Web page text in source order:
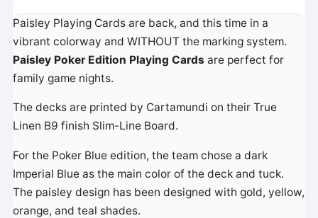
Paisley Playing Cards are back, and this time in a
vibrant colorway and WITHOUT the marking system.
Paisley Poker Edition Playing Cards are perfect for
family game nights.
The decks are printed by Cartamundi on their True
Linen B9 finish Slim-Line Board.
For the Poker Blue edition, the team chose a dark
Imperial Blue as the main color of the deck and tuck.
The paisley design has been designed with gold, yellow,
orange, and teal shades.